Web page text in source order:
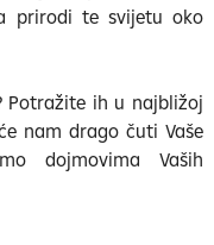
prirodi te svijetu oko
Potražite ih u najbližoj
nam drago čuti Vaše
dojmovima Vaših